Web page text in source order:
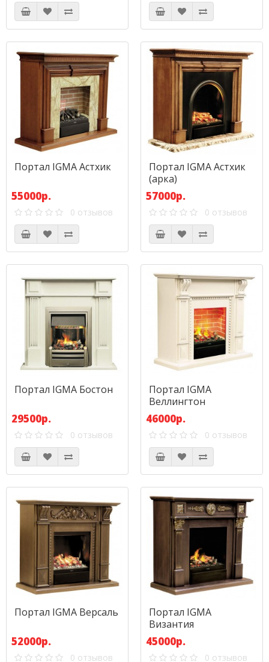
Портал IGMA Астхик
55000р.
0 отзывов
Портал IGMA Астхик
(арка)
57000р.
0 отзывов
Портал IGMA Бостон
29500р.
0 отзывов
Портал IGMA
Веллингтон
46000р.
0 отзывов
Портал IGMA Версаль
52000р.
0 отзывов
Портал IGMA
Византия
45000р.
0 отзывов